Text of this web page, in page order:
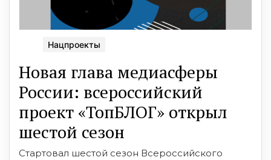
Нацпроекты
Новая глава медиасферы
России: всероссийский
проект «ТопБЛОГ» открыл
шестой сезон
Стартовал шестой сезон Всероссийского